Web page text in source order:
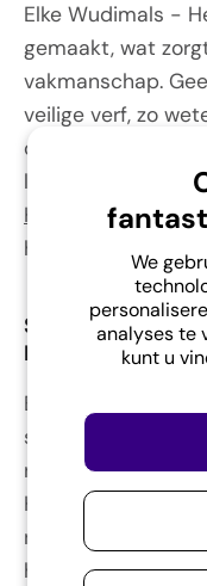
We
analyses te
kunt u
Elke Wudimals -
gemaakt, wat
vakmanschap.
veilige verf, zo
duurzaam is. Dit
leefomgeving-
Haas
, waarmee
huis haalt.
Spelen met een
Natuur
Bij Wudimals
speelplezier, maar
natuur. Van elke
Hermelijn, gaat 1%
het houten